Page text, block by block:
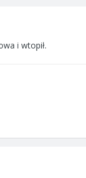
i wtopił.